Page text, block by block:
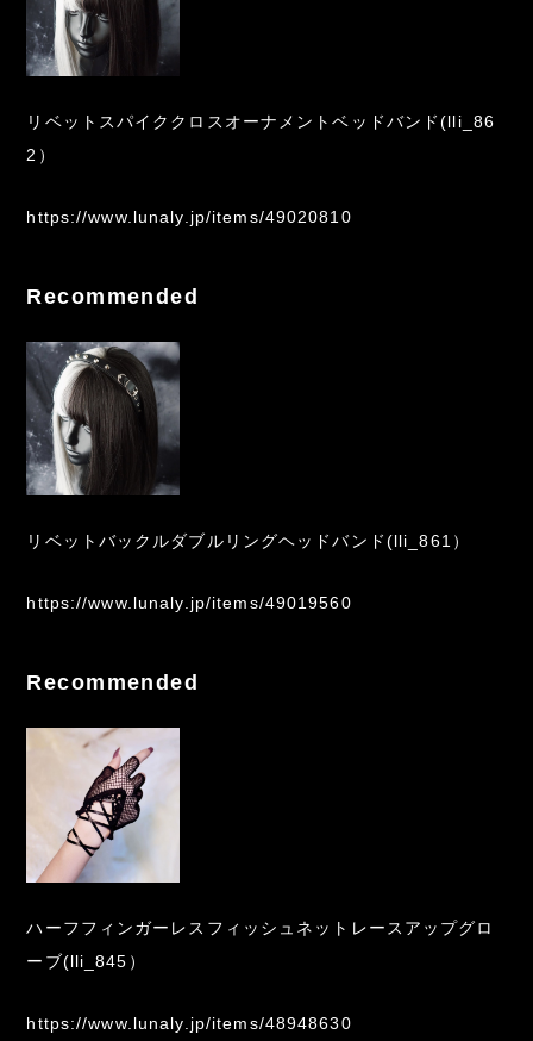
リベットスパイククロスオーナメントベッドバンド(lli_86
2）
https://www.lunaly.jp/items/49020810
Recommended
リベットバックルダブルリングヘッドバンド(lli_861）
https://www.lunaly.jp/items/49019560
Recommended
ハーフフィンガーレスフィッシュネットレースアップグロ
ーブ(lli_845）
https://www.lunaly.jp/items/48948630